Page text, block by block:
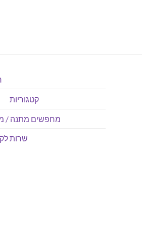
קטגוריות
מחפשים מתנה /
שרות